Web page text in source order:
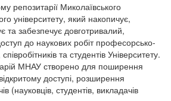
репозитарії Миколаївського
університету, який накопичує,
та забезпечує довготривалий,
до наукових робіт професорсько-
та студентів Університету.
МНАУ створено для поширення
доступі, розширення
(науковців, студентів, викладачів